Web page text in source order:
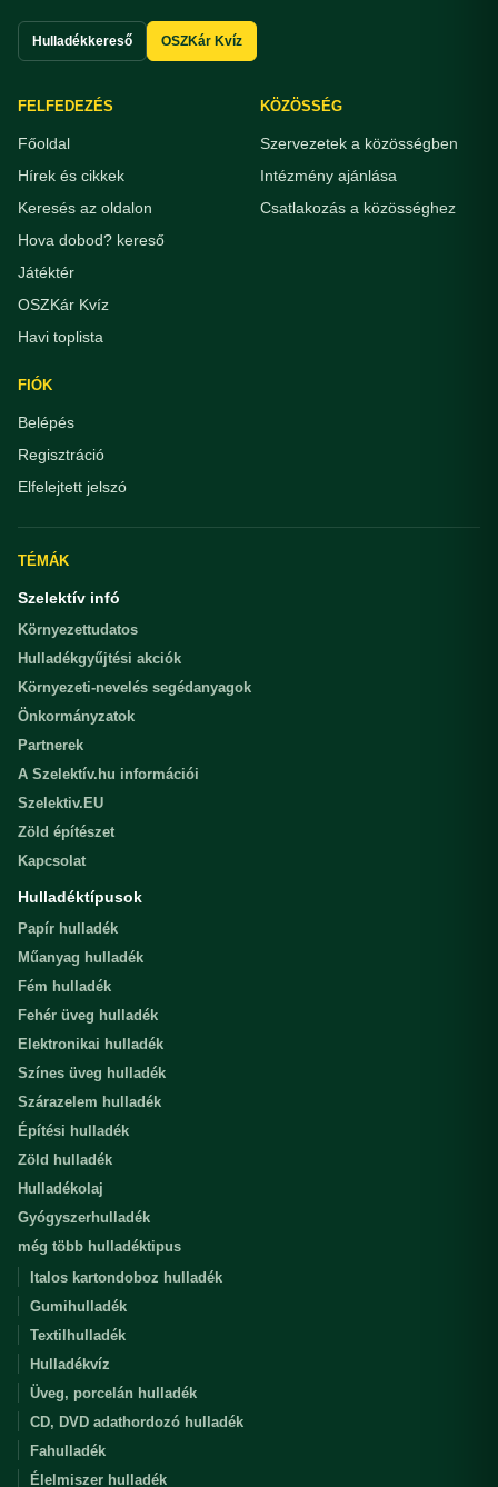
Hulladékkereső OSZKár Kvíz
FELFEDEZÉS
Főoldal
Hírek és cikkek
Keresés az oldalon
Hova dobod? kereső
Játéktér
OSZKár Kvíz
Havi toplista
KÖZÖSSÉG
Szervezetek a közösségben
Intézmény ajánlása
Csatlakozás a közösséghez
FIÓK
Belépés
Regisztráció
Elfelejtett jelszó
TÉMÁK
Szelektív infó
Környezettudatos
Hulladékgyűjtési akciók
Környezeti-nevelés segédanyagok
Önkormányzatok
Partnerek
A Szelektív.hu információi
Szelektiv.EU
Zöld építészet
Kapcsolat
Hulladéktípusok
Papír hulladék
Műanyag hulladék
Fém hulladék
Fehér üveg hulladék
Elektronikai hulladék
Színes üveg hulladék
Szárazelem hulladék
Építési hulladék
Zöld hulladék
Hulladékolaj
Gyógyszerhulladék
még több hulladéktipus
Italos kartondoboz hulladék
Gumihulladék
Textilhulladék
Hulladékvíz
Üveg, porcelán hulladék
CD, DVD adathordozó hulladék
Fahulladék
Élelmiszer hulladék